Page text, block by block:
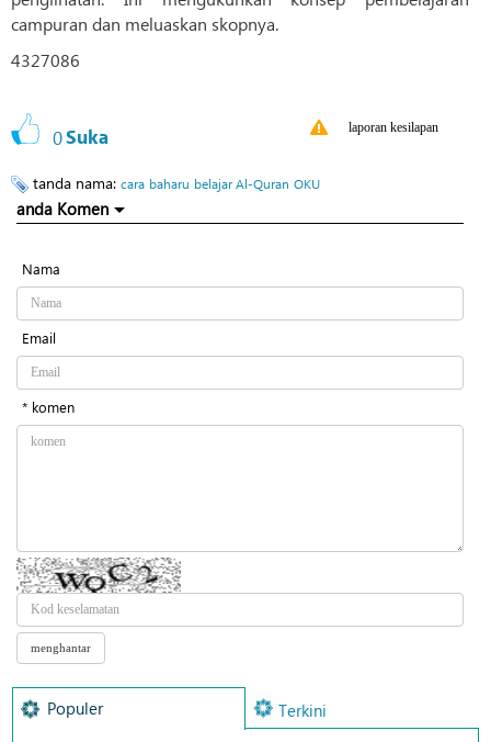
campuran dan meluaskan skopnya.
4327086
0Suka laporan kesilapan
tanda nama: cara baharu belajar Al-Quran OKU
anda Komen
Nama
Email
* komen
Populer Terkini